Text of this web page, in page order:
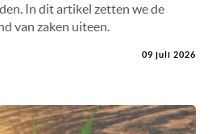
In dit artikel zetten we de
van zaken uiteen.
09 juli 2026